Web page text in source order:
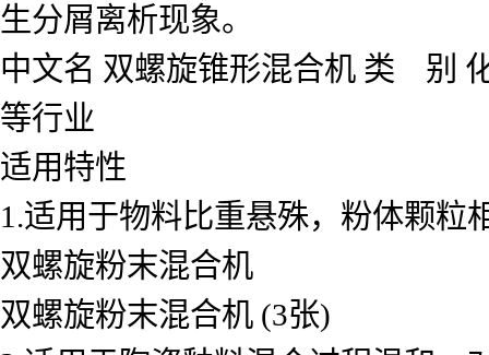
生分屑离析现象。
中文名 双螺旋锥形混合机 类 别
等行业
适用特性
1.适用于物料比重悬殊，粉体颗粒
双螺旋粉末混合机
双螺旋粉末混合机 (3张)